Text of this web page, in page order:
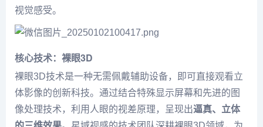
视觉感受。
核心技术：裸眼3D
裸眼3D技术是一种无需佩戴辅助设备，即可直接观看立
体影像的创新科技。通过结合特殊显示屏幕和先进的图
像处理技术，利用人眼的视差原理，呈现出逼真、立体